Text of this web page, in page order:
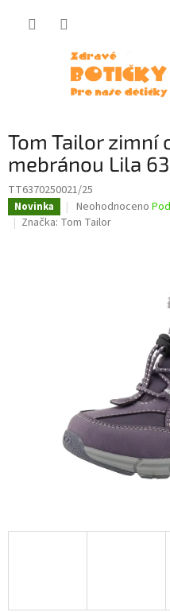
Tom Tailor zimní
mebránou Lila
TT6370250021/25
Novinka
Průměrné
hodnocení
Neohodnoceno
Značka: Tom Tailor